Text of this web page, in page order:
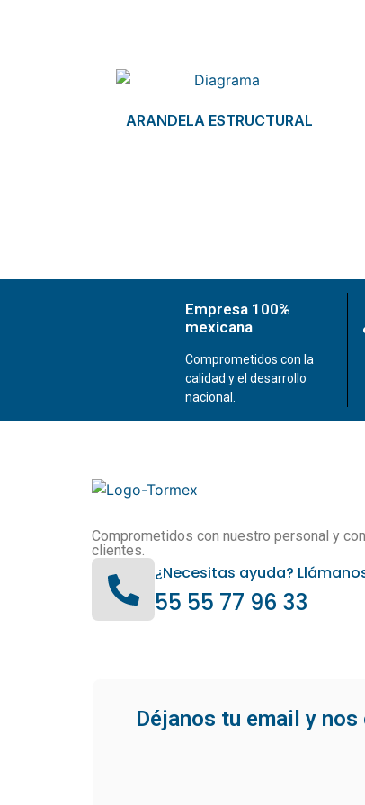
ARANDELA ESTRUCTURAL
Empresa 100%
mexicana
Comprometidos con la
calidad y el desarrollo
nacional.
Comprometidos con nuestro personal y
clientes.
¿Necesitas ayuda?
55 55 77 96 33
Déjanos tu email y